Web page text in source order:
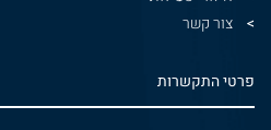
צור קשר
פרטי התקשרות